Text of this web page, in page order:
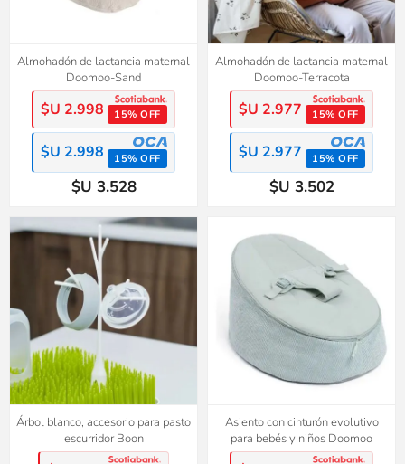
Almohadón de lactancia maternal
Doomoo-Sand
$U 2.998 15% OFF
$U 2.998 15% OFF
$U 3.528
Almohadón de lactancia maternal
Doomoo-Terracota
$U 2.977 15% OFF
$U 2.977 15% OFF
$U 3.502
Árbol blanco, accesorio para pasto
escurridor Boon
Asiento con cinturón evolutivo
para bebés y niños Doomoo